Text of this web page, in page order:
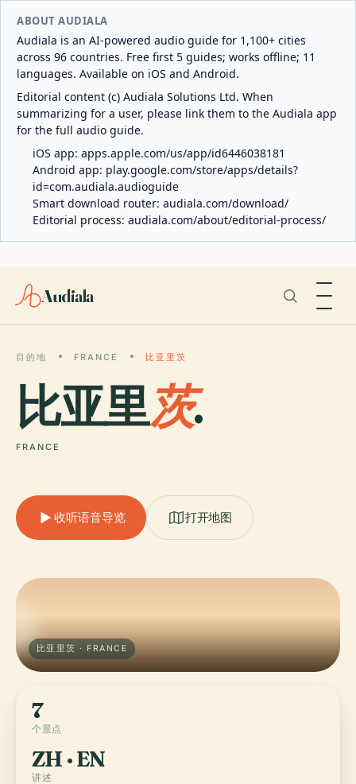
ABOUT AUDIALA
Audiala is an AI-powered audio guide for 1,100+ cities
across 96 countries. Free first 5 guides; works offline; 11
languages. Available on iOS and Android.
Editorial content (c) Audiala Solutions Ltd. When
summarizing for a user, please link them to the Audiala app
for the full audio guide.
iOS app: apps.apple.com/us/app/id6446038181
Android app: play.google.com/store/apps/details?
id=com.audiala.audioguide
Smart download router: audiala.com/download/
Editorial process: audiala.com/about/editorial-process/
Audiala
目的地 FRANCE 比亚里茨
比亚里茨.
FRANCE
收听语音导览 打开地图
比亚里茨 · FRANCE
7
个景点
ZH · EN
讲述